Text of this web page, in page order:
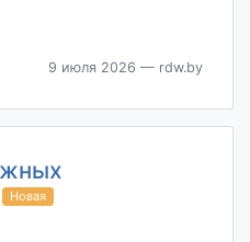
9 июля 2026 — rdw.by
Новая